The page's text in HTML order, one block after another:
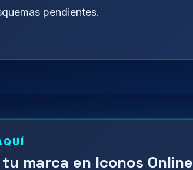
pendientes.
marca en Iconos Online